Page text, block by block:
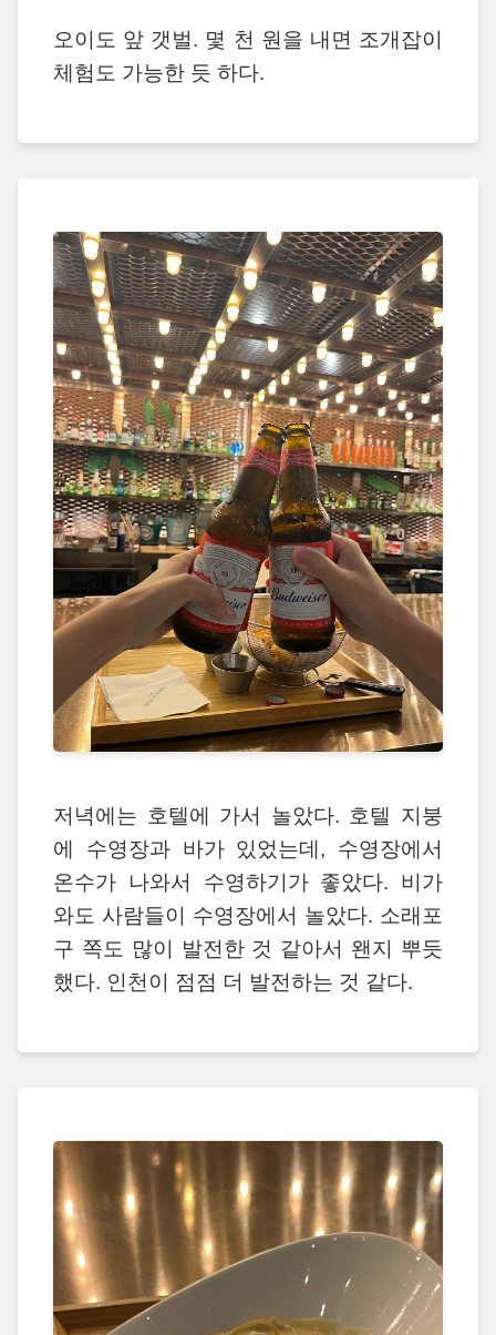
오이도 앞 갯벌. 몇 천 원을 내면 조개잡이
체험도 가능한 듯 하다.
저녁에는 호텔에 가서 놀았다. 호텔 지붕
에 수영장과 바가 있었는데, 수영장에서
온수가 나와서 수영하기가 좋았다. 비가
와도 사람들이 수영장에서 놀았다. 소래포
구 쪽도 많이 발전한 것 같아서 왠지 뿌듯
했다. 인천이 점점 더 발전하는 것 같다.